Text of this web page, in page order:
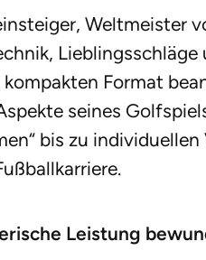
Weltmeister
kompakten Format
seines
bis zu
Leistung